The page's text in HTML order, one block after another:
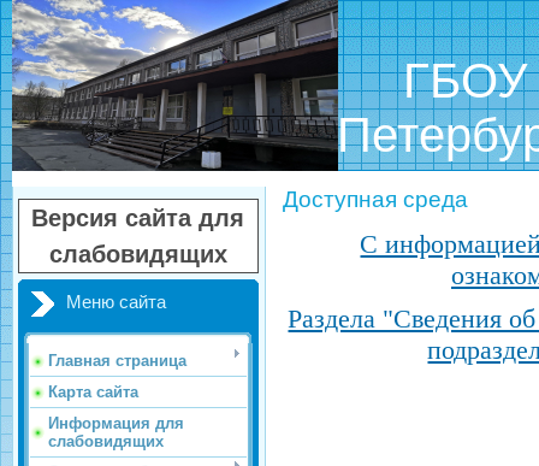
ГБОУ
Версия сайта для
слабовидящих
Меню сайта
Главная страница
Карта сайта
Информация для
слабовидящих
Доступная среда
С
Раздела "Сведения